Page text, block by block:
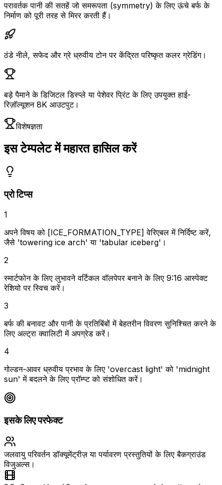
परावर्तक पानी की सतहें जो समरूपता (symmetry) के लिए ऊंचे बर्फ के
निर्माण को पूरी तरह से मिरर करती हैं।
ठंडे नीले, सफेद और ग्रे ध्रुवीय टोन पर केंद्रित परिष्कृत कलर ग्रेडिंग।
बड़े पैमाने के डिजिटल डिस्प्ले या पेशेवर प्रिंट के लिए उपयुक्त हाई-
रिज़ॉल्यूशन 8K आउटपुट।
विशेषज्ञता
इस टेम्पलेट में महारत हासिल करें
प्रो टिप्स
1
अपने विषय को [ICE_FORMATION_TYPE] वेरिएबल में निर्दिष्ट करें,
जैसे 'towering ice arch' या 'tabular iceberg'।
2
स्मार्टफोन के लिए लुभावने वर्टिकल वॉलपेपर बनाने के लिए 9:16 आस्पेक्ट
रेशियो पर स्विच करें।
3
बर्फ की बनावट और पानी के प्रतिबिंबों में बेहतरीन विवरण सुनिश्चित करने के
लिए अल्ट्रा क्वालिटी में अपग्रेड करें।
4
गोल्डन-आवर ध्रुवीय प्रभाव के लिए 'overcast light' को 'midnight
sun' में बदलने के लिए प्रॉम्प्ट को संशोधित करें।
इसके लिए परफेक्ट
जलवायु परिवर्तन डॉक्यूमेंट्रीज़ या पर्यावरण प्रस्तुतियों के लिए बैकग्राउंड
विजुअल्स।